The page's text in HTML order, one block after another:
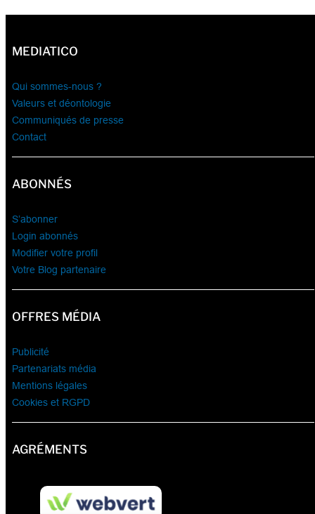
MEDIATICO
Qui sommes-nous ?
Valeurs et déontologie
Communiqués de presse
Contact
ABONNÉS
S’abonner
Login abonnés
Modifier votre profil
Votre Blog partenaire
OFFRES MÉDIA
Publicité
Partenariats média
Mentions légales
Cookies et RGPD
AGRÉMENTS